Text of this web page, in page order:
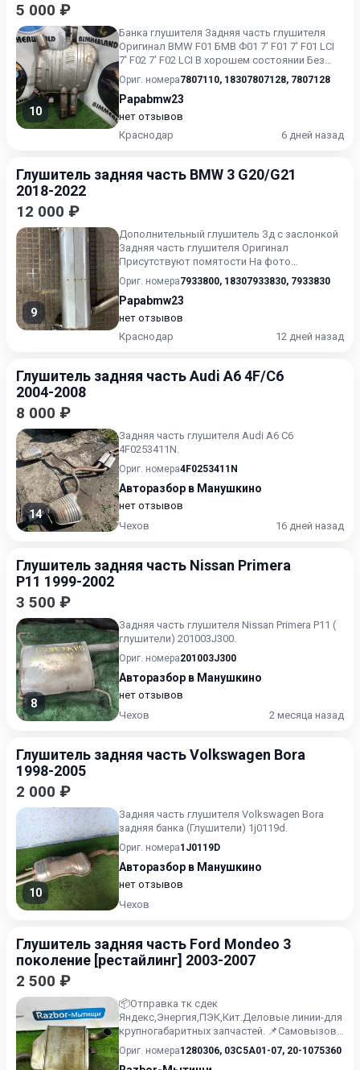
5 000 ₽
10
Банка глушителя Задняя часть глушителя
Оригинал BMW F01 БМВ Ф01 7' F01 7' F01 LCI
7' F02 7' F02 LCI В хорошем состоянии Без
пробега по РФ.
Ориг. номера7807110, 18307807128, 7807128
Papabmw23
нет отзывов
Краснодар
6 дней назад
Глушитель задняя часть BMW 3 G20/G21
2018-2022
12 000 ₽
9
Дополнительный глушитель Зд с заслонкой
Задняя часть глушителя Оригинал
Присутствуют помятости На фото
отображено B48B20B BMW G20 Без пробег...
Ориг. номера7933800, 18307933830, 7933830
Papabmw23
нет отзывов
Краснодар
12 дней назад
Глушитель задняя часть Audi A6 4F/C6
2004-2008
8 000 ₽
14
Задняя часть глушителя Audi A6 C6
4F0253411N.
Ориг. номера4F0253411N
Авторазбор в Манушкино
нет отзывов
Чехов
16 дней назад
Глушитель задняя часть Nissan Primera
P11 1999-2002
3 500 ₽
8
Задняя часть глушителя Nissan Primera P11 (
глушители) 201003J300.
Ориг. номера201003J300
Авторазбор в Манушкино
нет отзывов
Чехов
2 месяца назад
Глушитель задняя часть Volkswagen Bora
1998-2005
2 000 ₽
10
Задняя часть глушителя Volkswagen Bora
задняя банка (Глушители) 1j0119d.
Ориг. номера1J0119D
Авторазбор в Манушкино
нет отзывов
Чехов
Глушитель задняя часть Ford Mondeo 3
поколение [рестайлинг] 2003-2007
2 500 ₽
📦Отправка тк сдек
Яндекс,Энергия,ПЭК,Кит.Деловые линии-для
крупногабаритных запчастей. 📌Самовызов
можно осуществить по адресу:
1️⃣Мытищинск...
Ориг. номера1280306, 03C5A01-07, 20-1075360